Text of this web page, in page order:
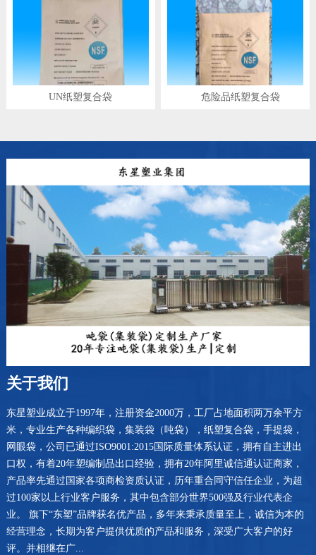
UN纸塑复合袋 危险品纸塑复合袋
关于我们
东星塑业成立于1997年，注册资金2000万，工厂占地面积两万余平方
米，专业生产各种编织袋，集装袋（吨袋），纸塑复合袋，手提袋，
网眼袋，公司已通过ISO9001:2015国际质量体系认证，拥有自主进出
口权，有着20年塑编制品出口经验，拥有20年阿里诚信通认证商家，
产品率先通过国家各项商检资质认证，历年重合同守信任企业，为超
过100家以上行业客户服务，其中包含部分世界500强及行业代表企
业。 旗下“东塑”品牌获名优产品，多年来秉承质量至上，诚信为本的
经营理念，长期为客户提供优质的产品和服务，深受广大客户的好
评。并相继在广...